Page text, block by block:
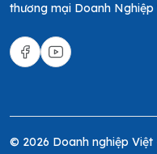
thương mại Doanh Nghiệp
© 2026 Doanh nghiệp